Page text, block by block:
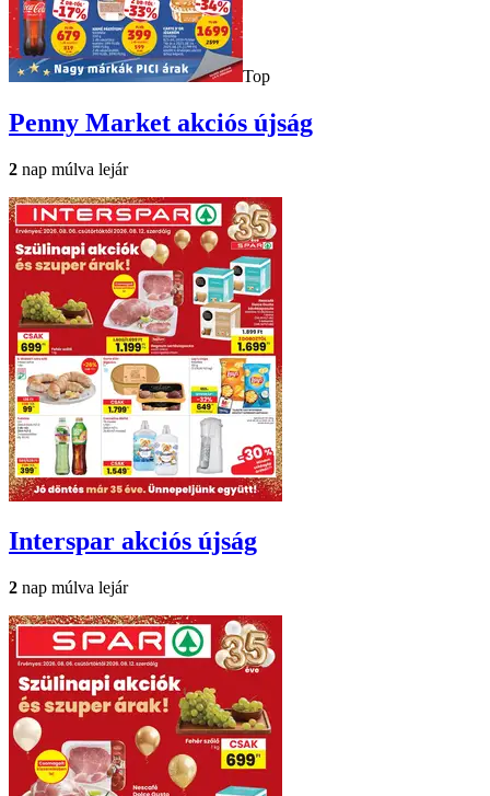
Top
Penny Market akciós újság
2 nap múlva lejár
Interspar akciós újság
2 nap múlva lejár